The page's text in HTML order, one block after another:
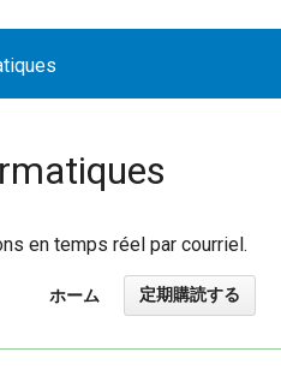
en temps réel par courriel.
ホーム 定期購読する